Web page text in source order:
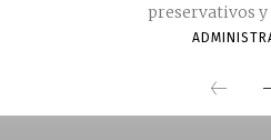
preservativos